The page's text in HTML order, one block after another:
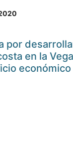
por
en la
económico